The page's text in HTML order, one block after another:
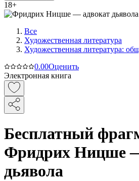
18+
Все
Художественная литература
Художественная литература:
0.00Оценить
Электронная книга
Бесплатный
Фридрих Ницше
дьявола